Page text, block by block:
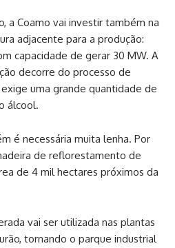
a Coamo vai investir também na
adjacente para a produção:
capacidade de gerar 30 MW. A
decorre do processo de
uma grande quantidade de
álcool.
é necessária muita lenha. Por
de reflorestamento de
de 4 mil hectares próximos da
vai ser utilizada nas plantas
tornando o parque industrial